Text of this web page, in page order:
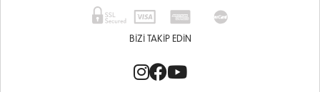
BIZI TAKIP EDIN